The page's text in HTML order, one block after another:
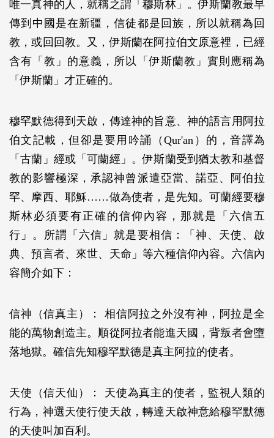
唯一真神的人，就稱之謂「穆斯林」。伊斯蘭教最早
傳到中國是在新疆，信徒都是回族，所以就稱為回
教，或回回教。又，伊斯蘭在阿拉伯文原意裡，已經
含有「教」的意義，所以「伊斯蘭教」實則應稱為
「伊斯蘭」才正確的。
穆罕默德得到天啟，傳達神的旨意、神的語言用阿拉
伯文記載，但卻是要用吟誦（Qur'an）的，音譯為
「古蘭」經或「可蘭經」。伊斯蘭受到猶太教和基督
教的影響極深，承認神曾派遣亞當、諾亞、阿伯拉
罕、摩西、耶穌……做為使者，是先知。可蘭經要穆
斯林必須要有正確的信仰內容，那就是「六信五
行」。所謂「六信」就是要相信：「神、天使、啟
典、預言者、來世、天命」等六種信仰內容。六信內
容簡介如下：
信神（信真主）： 相信阿拉之外沒有神，阿拉是全
能的萬物創造主。順從阿拉者能進天國，背叛者會墮
落地獄。確信先知穆罕默德是真主阿拉的使者。
天使（信天仙）： 天使為真主的使者，監視人類的
行為，神選天使行使天啟，轉達天啟神意給穆罕默德
的天使叫加百利。